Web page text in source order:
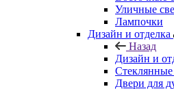
Уличные
Лампочки
Дизайн и отделка
Назад
Дизайн и
Стеклянные
Двери для